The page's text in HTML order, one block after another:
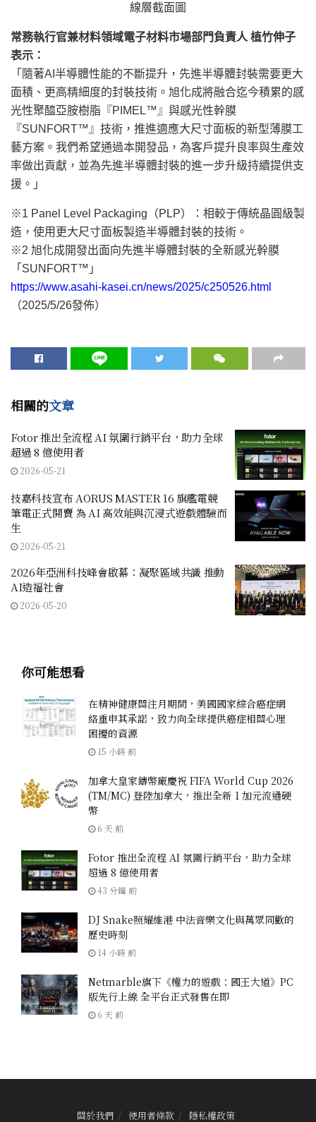
線層截面圖
常務執行官兼材料領域電子材料市場部門負責人 植竹伸子
表示：
「 隨著AI半導體性能的不斷提升，先進半導體封裝需要更大
面積、更高精細度的封裝技術。旭化成將融合迄今積累的感
光性聚醯亞胺樹脂 『PIMEL™ 』 與感光性幹膜
『SUNFORT™ 』 技術，推進適應大尺寸面板的新型薄膜工
藝方案。我們希望通過本開發品，為客戶提升良率與生產效
率做出貢獻，並為先進半導體封裝的進一步升級持續提供支
援。 」
※1 Panel Level Packaging（PLP）：相較于傳統晶圓級製
造，使用更大尺寸面板製造半導體封裝的技術。
※2 旭化成開發出面向先進半導體封裝的全新感光幹膜
「 SUNFORT™ 」
https://www.asahi-kasei.cn/news/2025/c250526.html
（2025/5/26發佈）
相關的文章
Fotor 推出全流程 AI 氛圍行銷平台，助力全球
超過 8 億使用者
2026-05-21
技嘉科技宣布 AORUS MASTER 16 旗艦電競
筆電正式開賣 為 AI 高效能與沉浸式遊戲體驗而
生
2026-05-21
2026年亞洲科技峰會啟幕：凝聚區域共識 推動
AI造福社會
2026-05-20
你可能想看
在精神健康關注月期間，美國國家綜合癌症網
絡重申其承諾，致力向全球提供癌症相關心理
困擾的資源
15 小時 前
加拿大皇家鑄幣廠慶祝 FIFA World Cup 2026
(TM/MC) 登陸加拿大，推出全新 1 加元流通硬
幣
6 天 前
Fotor 推出全流程 AI 氛圍行銷平台，助力全球
超過 8 億使用者
43 分鐘 前
DJ Snake照耀維港 中法音樂文化與萬眾同歡的
歷史時刻
14 小時 前
Netmarble旗下《權力的遊戲：國王大道》PC
版先行上線 全平台正式發售在即
6 天 前
關於我們 使用者條款 隱私權政策